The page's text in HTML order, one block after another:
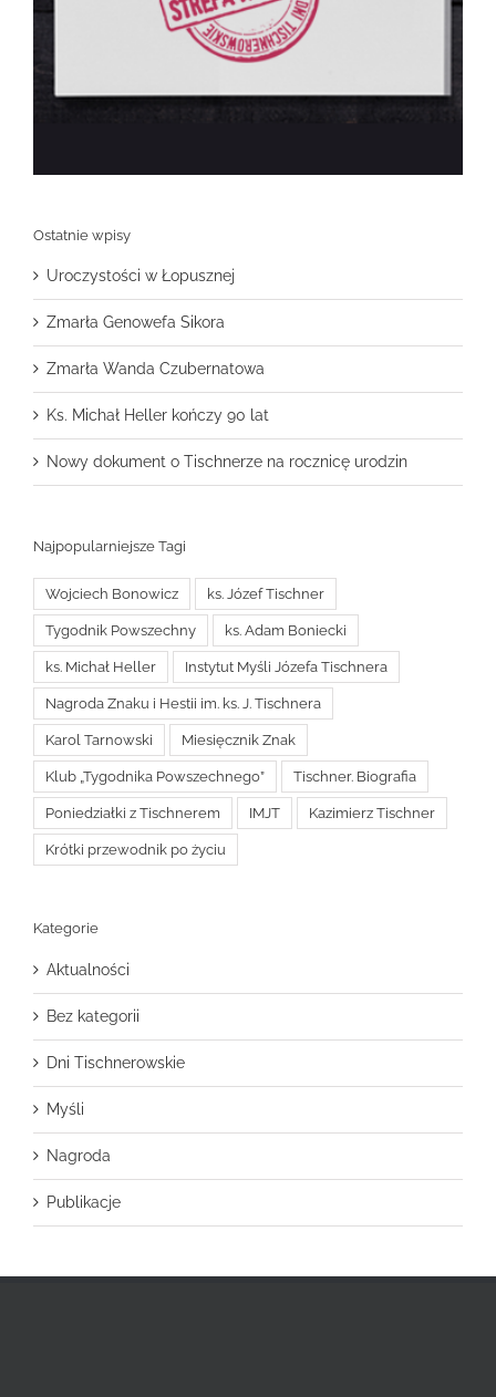
Ostatnie wpisy
Uroczystości w Łopusznej
Zmarła Genowefa Sikora
Zmarła Wanda Czubernatowa
Ks. Michał Heller kończy 90 lat
Nowy dokument o Tischnerze na rocznicę urodzin
Najpopularniejsze Tagi
Wojciech Bonowicz ks. Józef Tischner
Tygodnik Powszechny ks. Adam Boniecki
ks. Michał Heller Instytut Myśli Józefa Tischnera
Nagroda Znaku i Hestii im. ks. J. Tischnera
Karol Tarnowski Miesięcznik Znak
Klub „Tygodnika Powszechnego” Tischner. Biografia
Poniedziałki z Tischnerem IMJT Kazimierz Tischner
Krótki przewodnik po życiu
Kategorie
Aktualności
Bez kategorii
Dni Tischnerowskie
Myśli
Nagroda
Publikacje